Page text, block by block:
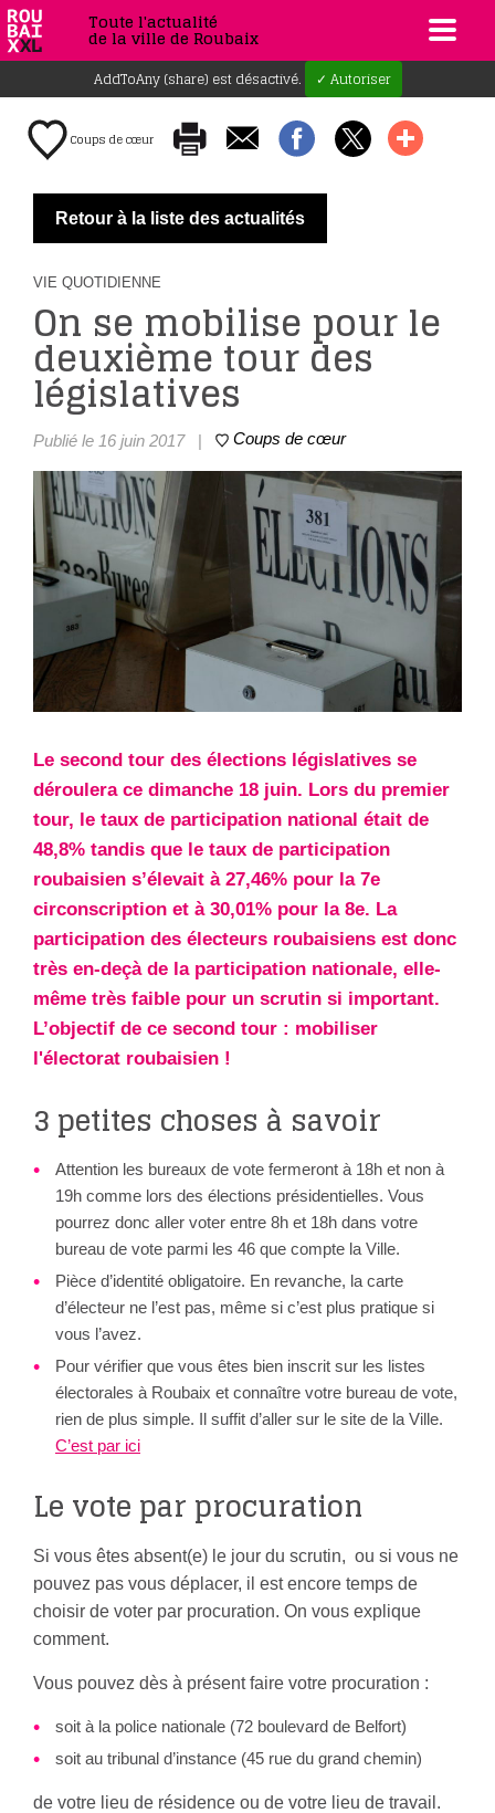
Toute l'actualité
de la ville de Roubaix
AddToAny (share) est désactivé. ✓ Autoriser
Coups de cœur
Retour à la liste des actualités
VIE QUOTIDIENNE
On se mobilise pour le
deuxième tour des
législatives
Publié le 16 juin 2017 | Coups de cœur
Le second tour des élections législatives se
déroulera ce dimanche 18 juin. Lors du premier
tour, le taux de participation national était de
48,8% tandis que le taux de participation
roubaisien s’élevait à 27,46% pour la 7e
circonscription et à 30,01% pour la 8e. La
participation des électeurs roubaisiens est donc
très en-deçà de la participation nationale, elle-
même très faible pour un scrutin si important.
L’objectif de ce second tour : mobiliser
l'électorat roubaisien !
3 petites choses à savoir
Attention les bureaux de vote fermeront à 18h et non à
19h comme lors des élections présidentielles. Vous
pourrez donc aller voter entre 8h et 18h dans votre
bureau de vote parmi les 46 que compte la Ville.
Pièce d’identité obligatoire. En revanche, la carte
d’électeur ne l’est pas, même si c’est plus pratique si
vous l’avez.
Pour vérifier que vous êtes bien inscrit sur les listes
électorales à Roubaix et connaître votre bureau de vote,
rien de plus simple. Il suffit d’aller sur le site de la Ville.
C’est par ici
Le vote par procuration
Si vous êtes absent(e) le jour du scrutin, ou si vous ne
pouvez pas vous déplacer, il est encore temps de
choisir de voter par procuration. On vous explique
comment.
Vous pouvez dès à présent faire votre procuration :
soit à la police nationale (72 boulevard de Belfort)
soit au tribunal d’instance (45 rue du grand chemin)
de votre lieu de résidence ou de votre lieu de travail.